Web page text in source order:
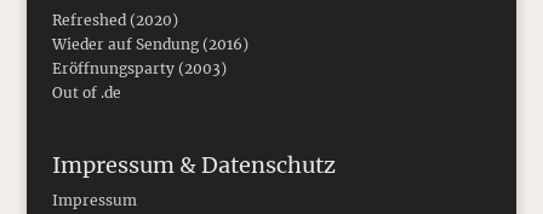
Refreshed (2020)
Wieder auf Sendung (2016)
Eröffnungsparty (2003)
Out of .de
Impressum & Datenschutz
Impressum